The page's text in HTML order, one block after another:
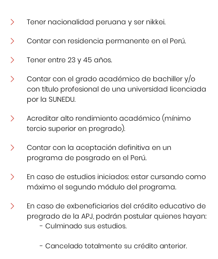
Tener nacionalidad peruana y ser nikkei.
Contar con residencia permanente en el Perú.
Tener entre 23 y 45 años.
Contar con el grado académico de bachiller y/o
con título profesional de una universidad licenciada
por la SUNEDU.
Acreditar alto rendimiento académico (mínimo
tercio superior en pregrado).
Contar con la aceptación definitiva en un
programa de posgrado en el Perú.
En caso de estudios iniciados: estar cursando como
máximo el segundo módulo del programa.
En caso de exbeneficiarios del crédito educativo de
pregrado de la APJ, podrán postular quienes hayan:
- Culminado sus estudios.
- Cancelado totalmente su crédito anterior.